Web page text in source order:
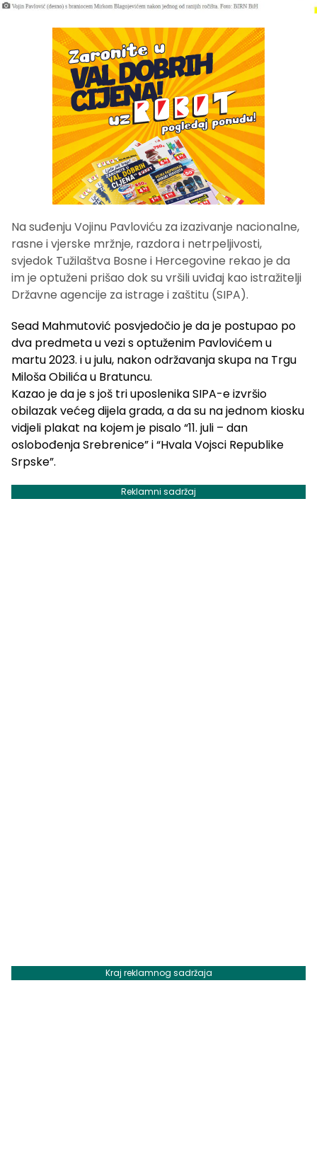
Na suđenju Vojinu Pavloviću za izazivanje nacionalne,
rasne i vjerske mržnje, razdora i netrpeljivosti,
svjedok Tužilaštva Bosne i Hercegovine rekao je da
im je optuženi prišao dok su vršili uviđaj kao istražitelji
Državne agencije za istrage i zaštitu (SIPA).
Sead Mahmutović posvjedočio je da je postupao po
dva predmeta u vezi s optuženim Pavlovićem u
martu 2023. i u julu, nakon održavanja skupa na Trgu
Miloša Obilića u Bratuncu.
Kazao je da je s još tri uposlenika SIPA-e izvršio
obilazak većeg dijela grada, a da su na jednom kiosku
vidjeli plakat na kojem je pisalo “11. juli – dan
oslobođenja Srebrenice” i “Hvala Vojsci Republike
Srpske”.
Reklamni sadržaj
Kraj reklamnog sadržaja